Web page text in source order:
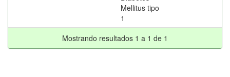
Mellitus tipo
1
Mostrando resultados 1 a 1 de 1